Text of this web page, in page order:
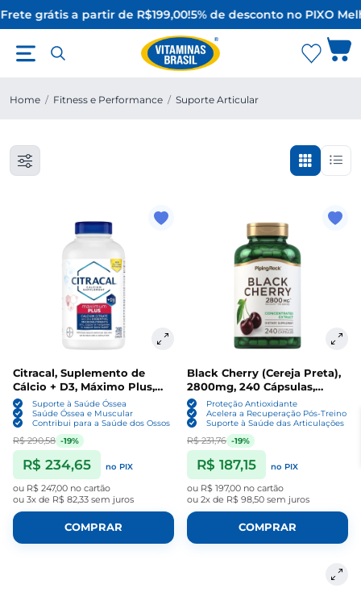
grátis a partir de R$199,00!5% de desconto no PIXO
Home / Fitness e Performance / Suporte Articular
Citracal, Suplemento de
Cálcio + D3, Máximo Plus,
120 Cápsulas Revestidas,
Bayer
Suporte à Saúde Óssea
Saúde Óssea e Muscular
Contribui para a Saúde dos Ossos
R$ 290,58 -19%
R$ 234,65 no PIX
ou R$ 247,00 no cartão
ou 3x de R$ 82,33 sem juros
COMPRAR
Black Cherry (Cereja Preta),
2800mg, 240 Cápsulas,
PipingRock
Proteção Antioxidante
Acelera a Recuperação Pós-Treino
Suporte à Saúde das Articulações
R$ 231,76 -19%
R$ 187,15 no PIX
ou R$ 197,00 no cartão
ou 2x de R$ 98,50 sem juros
COMPRAR